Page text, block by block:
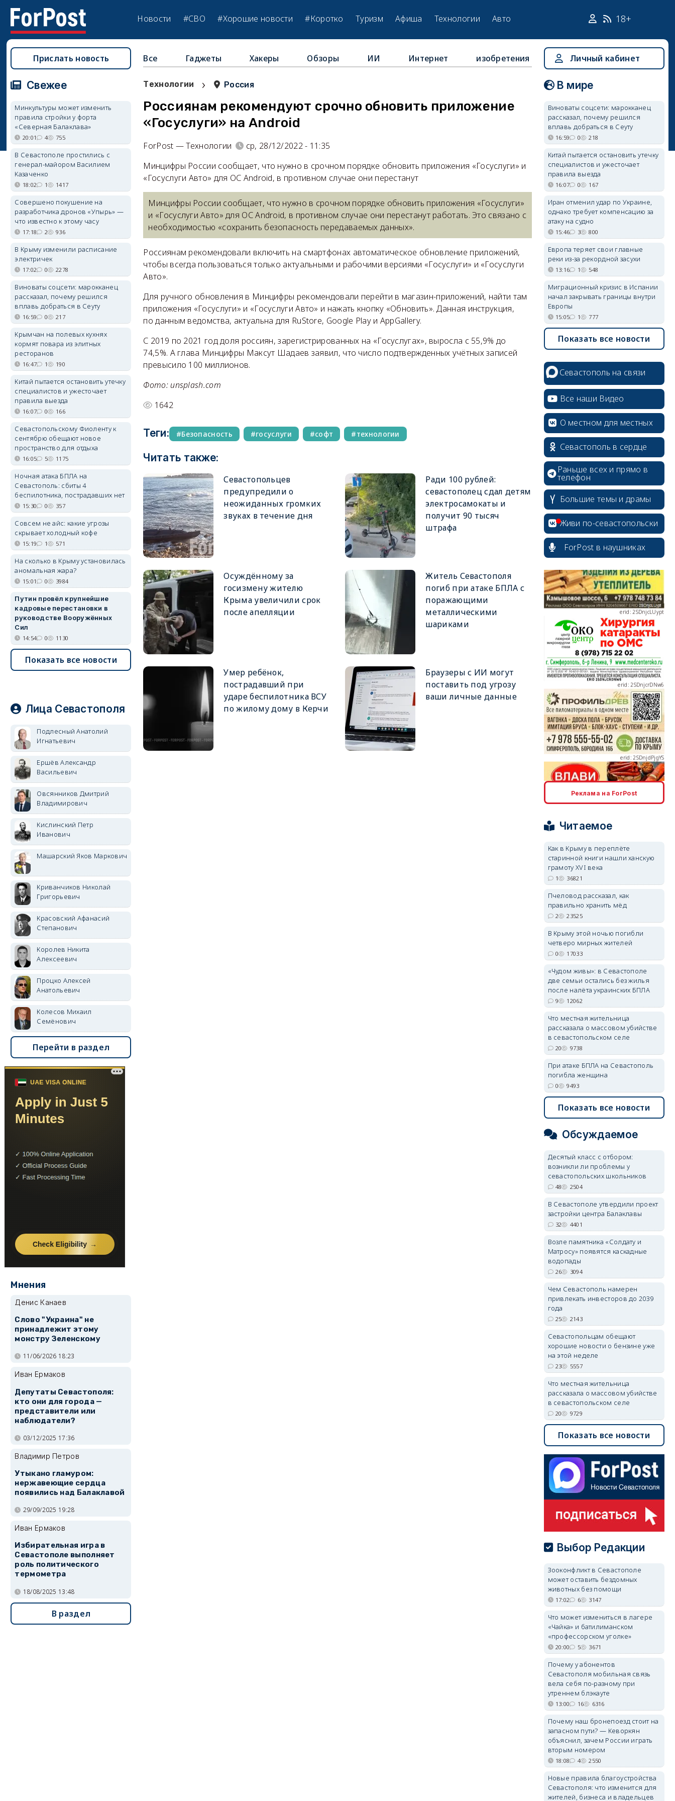
Новости #СВО #Хорошие новости #Коротко Туризм Афиша Технологии Авто 18+
Все Гаджеты Хакеры Обзоры ИИ Интернет изобретения
Технологии › Россия
Россиянам рекомендуют срочно обновить приложение
«Госуслуги» на Android
ForPost — Технологии
ср, 28/12/2022 - 11:35
Минцифры России сообщает, что нужно в срочном порядке обновить приложения «Госуслуги» и
«Госуслуги Авто» для ОС Android, в противном случае они перестанут
Минцифры России сообщает, что нужно в срочном порядке обновить приложения «Госуслуги»
и «Госуслуги Авто» для ОС Android, в противном случае они перестанут работать. Это связано с
необходимостью «сохранить безопасность передаваемых данных».
Россиянам рекомендовали включить на смартфонах автоматическое обновление приложений,
чтобы всегда пользоваться только актуальными и рабочими версиями «Госуслуги» и «Госуслуги
Авто».
Для ручного обновления в Минцифры рекомендовали перейти в магазин-приложений, найти там
приложения «Госуслуги» и «Госуслуги Авто» и нажать кнопку «Обновить». Данная инструкция,
по данным ведомства, актуальна для RuStore, Google Play и AppGallery.
С 2019 по 2021 год доля россиян, зарегистрированных на «Госуслугах», выросла с 55,9% до
74,5%. А глава Минцифры Максут Шадаев заявил, что число подтвержденных учётных записей
превысило 100 миллионов.
Фото: unsplash.com
1642
Теги: Безопасность госуслуги софт технологии
Читать также:
Севастопольцев
предупредили о
неожиданных громких
звуках в течение дня
Ради 100 рублей:
севастополец сдал детям
электросамокаты и
получит 90 тысяч
штрафа
Осуждённому за
госизмену жителю
Крыма увеличили срок
после апелляции
Житель Севастополя
погиб при атаке БПЛА с
поражающими
металлическими
шариками
Умер ребёнок,
пострадавший при
ударе беспилотника ВСУ
по жилому дому в Керчи
Браузеры с ИИ могут
поставить под угрозу
ваши личные данные
Прислать новость
Свежее
Минкультуры может изменить
правила стройки у форта
«Северная Балаклава»
20:01 4 755
В Севастополе простились с
генерал-майором Василием
Казаченко
18:02 1 1417
Совершено покушение на
разработчика дронов «Упырь» —
что известно к этому часу
17:18 2 936
В Крыму изменили расписание
электричек
17:02 0 2278
Виноваты соцсети: марокканец
рассказал, почему решился
вплавь добраться в Сеуту
16:59 0 217
Крымчан на полевых кухнях
кормят повара из элитных
ресторанов
16:47 1 190
Китай пытается остановить утечку
специалистов и ужесточает
правила выезда
16:07 0 166
Севастопольскому Фиоленту к
сентябрю обещают новое
пространство для отдыха
16:05 5 1175
Ночная атака БПЛА на
Севастополь: сбиты 4
беспилотника, пострадавших нет
15:30 0 357
Совсем не айс: какие угрозы
скрывает холодный кофе
15:19 1 571
На сколько в Крыму установилась
аномальная жара?
15:01 0 3984
Путин провёл крупнейшие
кадровые перестановки в
руководстве Вооружённых
Сил
14:54 0 1130
Показать все новости
Лица Севастополя
Подлесный Анатолий
Игнатьевич
Ершёв Александр
Васильевич
Овсянников Дмитрий
Владимирович
Кислинский Петр
Иванович
Машарский Яков Маркович
Криванчиков Николай
Григорьевич
Красовский Афанасий
Степанович
Королев Никита
Алексеевич
Процко Алексей
Анатольевич
Колесов Михаил
Семёнович
Перейти в раздел
Мнения
Денис Канаев
Слово "Украина" не
принадлежит этому
монстру Зеленскому
11/06/2026 18:23
Иван Ермаков
Депутаты Севастополя:
кто они для города —
представители или
наблюдатели?
03/12/2025 17:36
Владимир Петров
Утыкано гламуром:
нержавеющие сердца
появились над Балаклавой
29/09/2025 19:28
Иван Ермаков
Избирательная игра в
Севастополе выполняет
роль политического
термометра
18/08/2025 13:48
В раздел
Личный кабинет
В мире
Виноваты соцсети: марокканец
рассказал, почему решился
вплавь добраться в Сеуту
16:59 0 218
Китай пытается остановить утечку
специалистов и ужесточает
правила выезда
16:07 0 167
Иран отменил удар по Украине,
однако требует компенсацию за
атаку на судно
15:46 3 800
Европа теряет свои главные
реки из-за рекордной засухи
13:16 1 548
Миграционный кризис в Испании
начал закрывать границы внутри
Европы
15:05 1 777
Показать все новости
Севастополь на связи
Все наши Видео
О местном для местных
Севастополь в сердце
Раньше всех и прямо в
телефон
Большие темы и драмы
Живи по-севастопольски
ForPost в наушниках
erid: 2SDnjcrDNw6
erid: 2SDnjdPjgYS
erid: 2SDnjdvhGXG
erid: 2SDnjcLUypt
erid: 2SDnjcrDNw6
erid: 2SDnjdPjgYS
erid: 2SDnjdvhGXG
Реклама на ForPost
Читаемое
Как в Крыму в переплёте
старинной книги нашли ханскую
грамоту XVI века
1 36821
Пчеловод рассказал, как
правильно хранить мёд
2 23525
В Крыму этой ночью погибли
четверо мирных жителей
0 17033
«Чудом живы»: в Севастополе
две семьи остались без жилья
после налёта украинских БПЛА
9 12062
Что местная жительница
рассказала о массовом убийстве
в севастопольском селе
20 9738
При атаке БПЛА на Севастополь
погибла женщина
0 9493
Показать все новости
Обсуждаемое
Десятый класс с отбором:
возникли ли проблемы у
севастопольских школьников
48 2504
В Севастополе утвердили проект
застройки центра Балаклавы
32 4401
Возле памятника «Солдату и
Матросу» появятся каскадные
водопады
26 3094
Чем Севастополь намерен
привлекать инвесторов до 2039
года
25 2143
Севастопольцам обещают
хорошие новости о бензине уже
на этой неделе
23 5557
Что местная жительница
рассказала о массовом убийстве
в севастопольском селе
20 9729
Показать все новости
Выбор Редакции
Зооконфликт в Севастополе
может оставить бездомных
животных без помощи
17:02 6 3147
Что может измениться в лагере
«Чайка» и батилиманском
«профессорском уголке»
20:00 5 3671
Почему у абонентов
Севастополя мобильная связь
вела себя по-разному при
утреннем блэкауте
13:00 16 6316
Почему наш бронепоезд стоит на
запасном пути? — Кеворкян
объяснил, зачем России играть
вторым номером
18:08 4 2550
Новые правила благоустройства
Севастополя: что изменится для
жителей, бизнеса и владельцев